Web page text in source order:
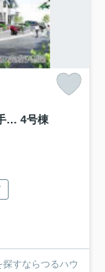
横浜市都筑区東山田4丁目 新築戸建て【仲介手数料無料】 4号棟
すならつるハウ